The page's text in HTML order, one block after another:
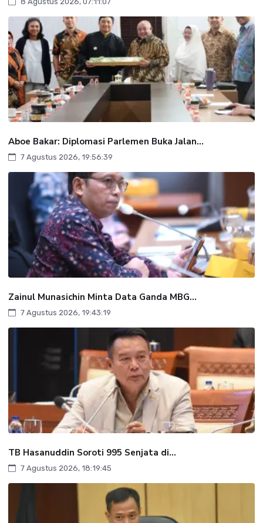
Aboe Bakar: Diplomasi Parlemen Buka Jalan...
7 Agustus 2026, 19:56:39
Zainul Munasichin Minta Data Ganda MBG...
7 Agustus 2026, 19:43:19
TB Hasanuddin Soroti 995 Senjata di...
7 Agustus 2026, 18:19:45